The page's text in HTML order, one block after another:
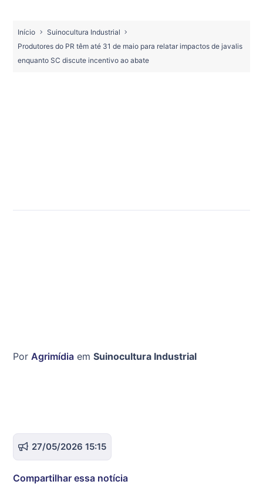
Início
Suinocultura Industrial
Produtores do PR têm até 31 de maio para relatar impactos de javalis
enquanto SC discute incentivo ao abate
Por Agrimídia em Suinocultura Industrial
27/05/2026 15:15
Compartilhar essa notícia